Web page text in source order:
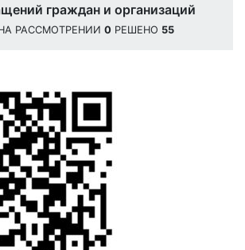
граждан и организаций
РАССМОТРЕНИИ 0 РЕШЕНО 55